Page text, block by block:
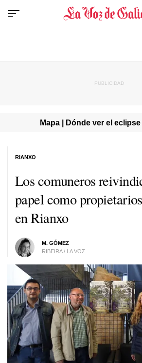
Mapa | Dónde ver el
Los comuneros
papel como
en Rianxo
M. GÓMEZ
RIBEIRA / LA VOZ
RIANXO